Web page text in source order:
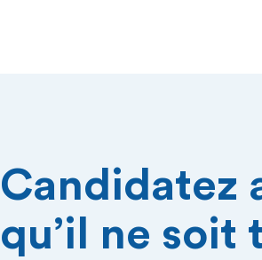
Candidatez
qu’il ne soit